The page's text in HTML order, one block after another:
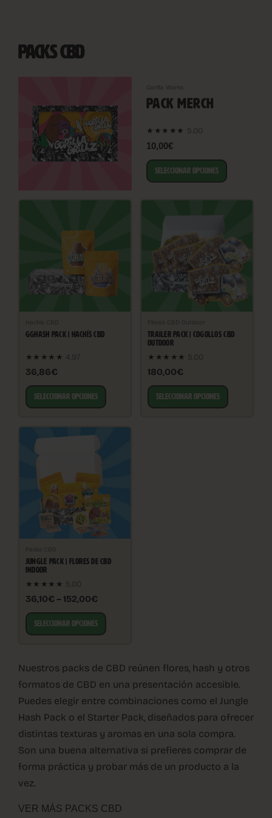
PACKS CBD
Gorilla Works
PACK MERCH
★★★★★ 5.00
10,00€
SELECCIONAR OPCIONES
Hachís CBD
GGHASH PACK | HACHÍS CBD
★★★★★ 4.97
36,86€
SELECCIONAR OPCIONES
Flores CBD Outdoor
TRAILER PACK | COGOLLOS CBD
OUTDOOR
★★★★★ 5.00
180,00€
SELECCIONAR OPCIONES
Packs CBD
JUNGLE PACK | FLORES DE CBD
INDOOR
★★★★★ 5.00
36,10€ – 152,00€
SELECCIONAR OPCIONES
Nuestros packs de CBD reúnen flores, hash y otros
formatos de CBD en una presentación accesible.
Puedes elegir entre combinaciones como el Jungle
Hash Pack o el Starter Pack, diseñados para ofrecer
distintas texturas y aromas en una sola compra.
Son una buena alternativa si prefieres comprar de
forma práctica y probar más de un producto a la
vez.
VER MÁS PACKS CBD